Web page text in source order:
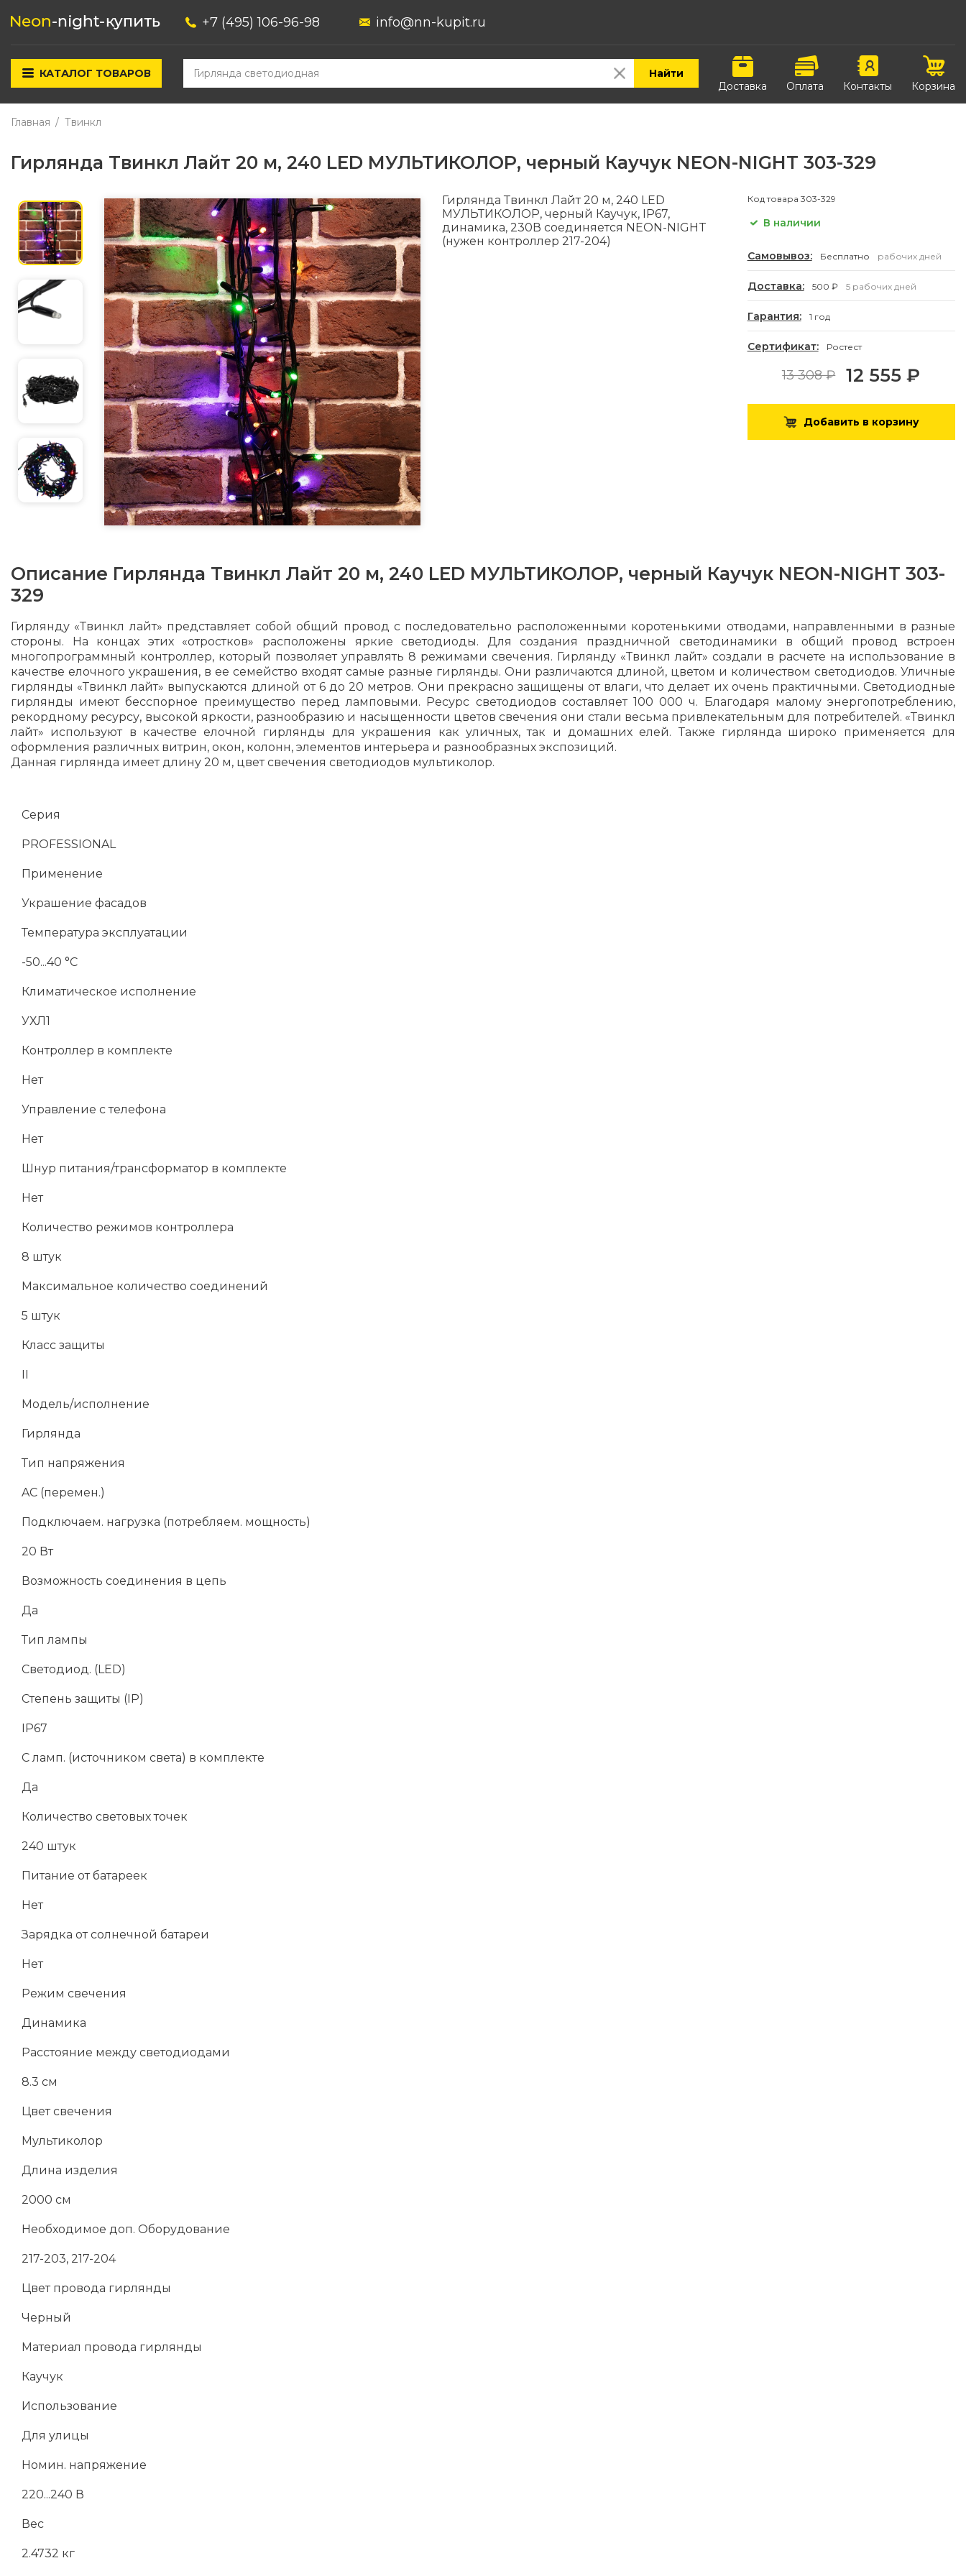
+7 (495) 106-96-98 info@nn-kupit.ru
КАТАЛОГ ТОВАРОВ
Найти
Доставка
Оплата Контакты Корзина
Главная Твинкл
Гирлянда Твинкл Лайт 20 м, 240 LED МУЛЬТИКОЛОР, черный Каучук NEON-NIGHT 303-329
Гирлянда Твинкл Лайт 20 м, 240 LED
МУЛЬТИКОЛОР, черный Каучук, IP67,
динамика, 230В соединяется NEON-NIGHT
(нужен контроллер 217-204)
Код товара 303-329
В наличии
Самовывоз: Бесплатно рабочих дней
Доставка: 500 ₽ 5 рабочих дней
Гарантия: 1 год
Сертификат: Ростест
13 308 ₽ 12 555 ₽
Добавить в корзину
Описание Гирлянда Твинкл Лайт 20 м, 240 LED МУЛЬТИКОЛОР, черный Каучук NEON-NIGHT 303-
329
Гирлянду «Твинкл лайт» представляет собой общий провод с последовательно расположенными коротенькими отводами, направленными в разные
стороны. На концах этих «отростков» расположены яркие светодиоды. Для создания праздничной светодинамики в общий провод встроен
многопрограммный контроллер, который позволяет управлять 8 режимами свечения. Гирлянду «Твинкл лайт» создали в расчете на использование в
качестве елочного украшения, в ее семейство входят самые разные гирлянды. Они различаются длиной, цветом и количеством светодиодов. Уличные
гирлянды «Твинкл лайт» выпускаются длиной от 6 до 20 метров. Они прекрасно защищены от влаги, что делает их очень практичными. Светодиодные
гирлянды имеют бесспорное преимущество перед ламповыми. Ресурс светодиодов составляет 100 000 ч. Благодаря малому энергопотреблению,
рекордному ресурсу, высокой яркости, разнообразию и насыщенности цветов свечения они стали весьма привлекательным для потребителей. «Твинкл
лайт» используют в качестве елочной гирлянды для украшения как уличных, так и домашних елей. Также гирлянда широко применяется для
оформления различных витрин, окон, колонн, элементов интерьера и разнообразных экспозиций.
Данная гирлянда имеет длину 20 м, цвет свечения светодиодов мультиколор.
Серия
PROFESSIONAL
Применение
Украшение фасадов
Температура эксплуатации
-50...40 °C
Климатическое исполнение
УХЛ1
Контроллер в комплекте
Нет
Управление с телефона
Нет
Шнур питания/трансформатор в комплекте
Нет
Количество режимов контроллера
8 штук
Максимальное количество соединений
5 штук
Класс защиты
II
Модель/исполнение
Гирлянда
Тип напряжения
AC (перемен.)
Подключаем. нагрузка (потребляем. мощность)
20 Вт
Возможность соединения в цепь
Да
Тип лампы
Светодиод. (LED)
Степень защиты (IP)
IP67
С ламп. (источником света) в комплекте
Да
Количество световых точек
240 штук
Питание от батареек
Нет
Зарядка от солнечной батареи
Нет
Режим свечения
Динамика
Расстояние между светодиодами
8.3 см
Цвет свечения
Мультиколор
Длина изделия
2000 см
Необходимое доп. Оборудование
217-203, 217-204
Цвет провода гирлянды
Черный
Материал провода гирлянды
Каучук
Использование
Для улицы
Номин. напряжение
220...240 В
Вес
2.4732 кг